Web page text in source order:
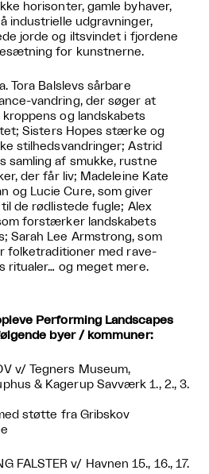
horisonter, gamle byhaver,
industrielle udgravninger,
jorde og iltsvindet i fjordene
for kunstnerne.
Tora Balslevs sårbare
vandring, der søger at
og landskabets
Sisters Hopes stærke og
stilhedsvandringer; Astrid
samling af smukke, rustne
der får liv; Madeleine Kate
og Lucie Cure, som giver
de rødlistede fugle; Alex
forstærker landskabets
Sarah Lee Armstrong, som
folketraditioner med rave-
ritualer… og meget mere.
Performing Landscapes
byer / kommuner:
v/ Tegners Museum,
& Kagerup Savværk 1., 2., 3.
støtte fra Gribskov
FALSTER v/ Havnen 15., 16., 17.